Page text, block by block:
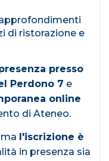
di ristorazione e
presso
Perdono 7 e
online
di Ateneo.
l'iscrizione è
in presenza sia